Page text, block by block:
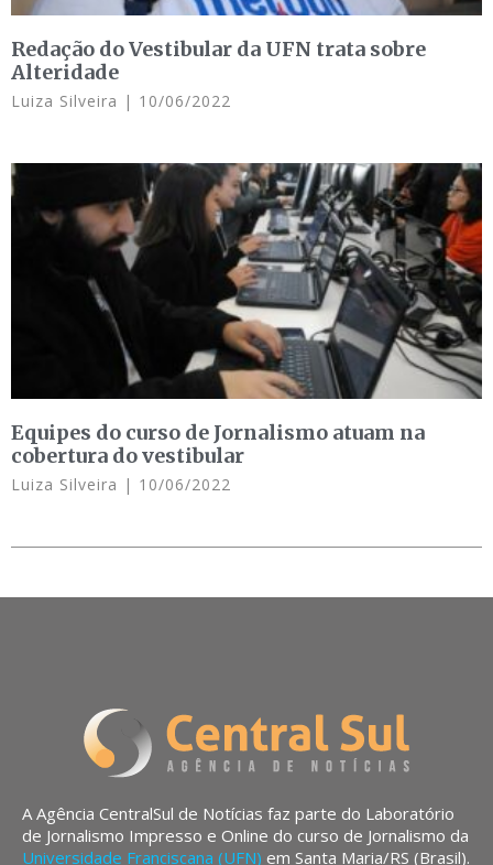
Redação do Vestibular da UFN trata sobre
Alteridade
Luiza Silveira 10/06/2022
Equipes do curso de Jornalismo atuam na
cobertura do vestibular
Luiza Silveira 10/06/2022
A Agência CentralSul de Notícias faz parte do Laboratório
de Jornalismo Impresso e Online do curso de Jornalismo da
Universidade Franciscana (UFN) em Santa Maria/RS (Brasil).